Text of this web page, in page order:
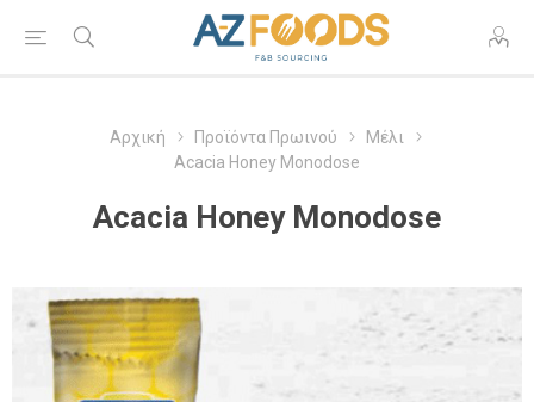
Αρχική Προϊόντα Πρωινού
Μέλι
Acacia Honey Monodose
Acacia Honey Monodose